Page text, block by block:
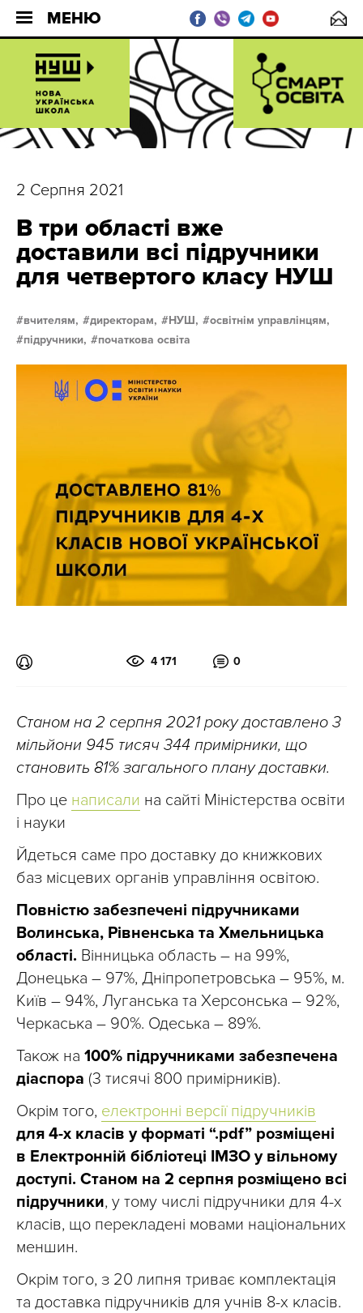
МЕНЮ
2 Серпня 2021
В три області вже
доставили всі підручники
для четвертого класу НУШ
вчителям, директорам, НУШ,
освітнім управлінцям,
підручники,
початкова освіта
4 171 0
Станом на 2 серпня 2021 року доставлено 3
мільйони 945 тисяч 344 примірники, що
становить 81% загального плану доставки.
Про це написали на сайті Міністерства освіти
і науки
Йдеться саме про доставку до книжкових
баз місцевих органів управління освітою.
Повністю забезпечені підручниками
Волинська, Рівненська та Хмельницька
області. Вінницька область – на 99%,
Донецька – 97%, Дніпропетровська – 95%, м.
Київ – 94%, Луганська та Херсонська – 92%,
Черкаська – 90%. Одеська – 89%.
Також на 100% підручниками забезпечена
діаспора (3 тисячі 800 примірників).
Окрім того, електронні версії підручників
для 4-х класів у форматі “.pdf” розміщені
в Електронній бібліотеці ІМЗО у вільному
доступі. Станом на 2 серпня розміщено всі
підручники, у тому числі підручники для 4-х
класів, що перекладені мовами національних
меншин.
Окрім того, з 20 липня триває комплектація
та доставка підручників для учнів 8-х класів.